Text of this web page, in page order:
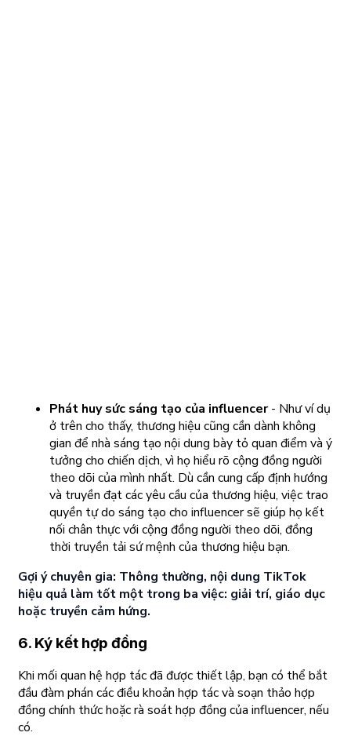
Phát huy sức sáng tạo của influencer- Như ví dụ
ở trên cho thấy, thương hiệu cũng cần dành không
gian để nhà sáng tạo nội dung bày tỏ quan điểm và ý
tưởng cho chiến dịch, vì họ hiểu rõ cộng đồng người
theo dõi của mình nhất. Dù cần cung cấp định hướng
và truyền đạt các yêu cầu của thương hiệu, việc trao
quyền tự do sáng tạo cho influencer sẽ giúp họ kết
nối chân thực với cộng đồng người theo dõi, đồng
thời truyền tải sứ mệnh của thương hiệu bạn.
Gợi ý chuyên gia: Thông thường, nội dung TikTok
hiệu quả làm tốt một trong ba việc: giải trí, giáo dục
hoặc truyền cảm hứng.
6. Ký kết hợp đồng
Khi mối quan hệ hợp tác đã được thiết lập, bạn có thể bắt
đầu đàm phán các điều khoản hợp tác và soạn thảo hợp
đồng chính thức hoặc rà soát hợp đồng của influencer, nếu
có.